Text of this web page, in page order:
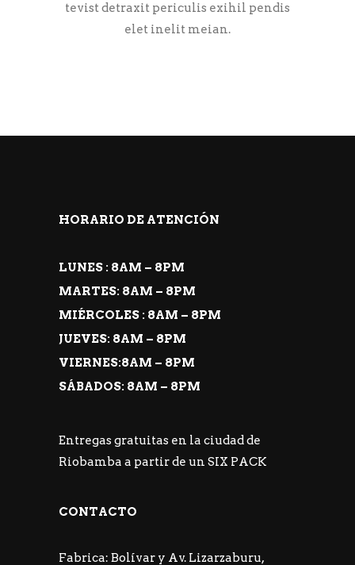
tevist detraxit periculis exihil pendis
elet inelit meian.
HORARIO DE ATENCIÓN
LUNES : 8AM – 8PM
MARTES: 8AM – 8PM
MIÉRCOLES : 8AM – 8PM
JUEVES: 8AM – 8PM
VIERNES:8AM – 8PM
SÁBADOS: 8AM – 8PM
Entregas gratuitas en la ciudad de
Riobamba a partir de un SIX PACK
CONTACTO
Fabrica: Bolívar y Av. Lizarzaburu,